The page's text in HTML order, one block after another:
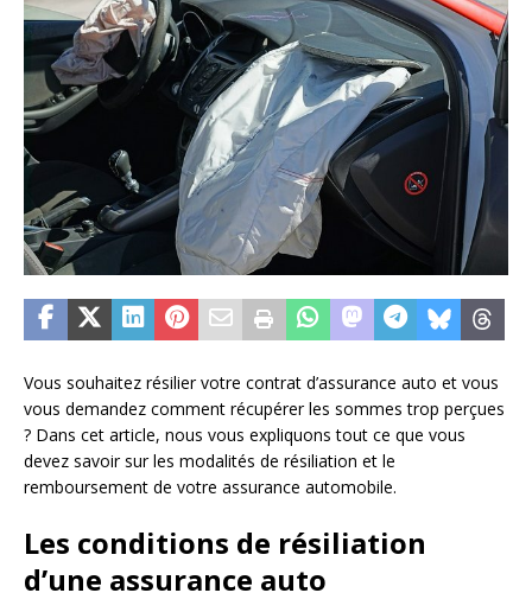
Vous souhaitez résilier votre contrat d’assurance auto et vous
vous demandez comment récupérer les sommes trop perçues
? Dans cet article, nous vous expliquons tout ce que vous
devez savoir sur les modalités de résiliation et le
remboursement de votre assurance automobile.
Les conditions de résiliation
d’une assurance auto